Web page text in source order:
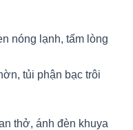
nóng lạnh, tấm lòng
tủi phận bạc trôi
thở, ánh đèn khuya